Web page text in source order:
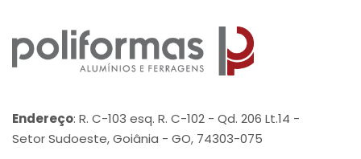
Endereço: R. C-103 esq. R. C-102 - Qd. 206 Lt.14 -
Setor Sudoeste, Goiânia - GO, 74303-075